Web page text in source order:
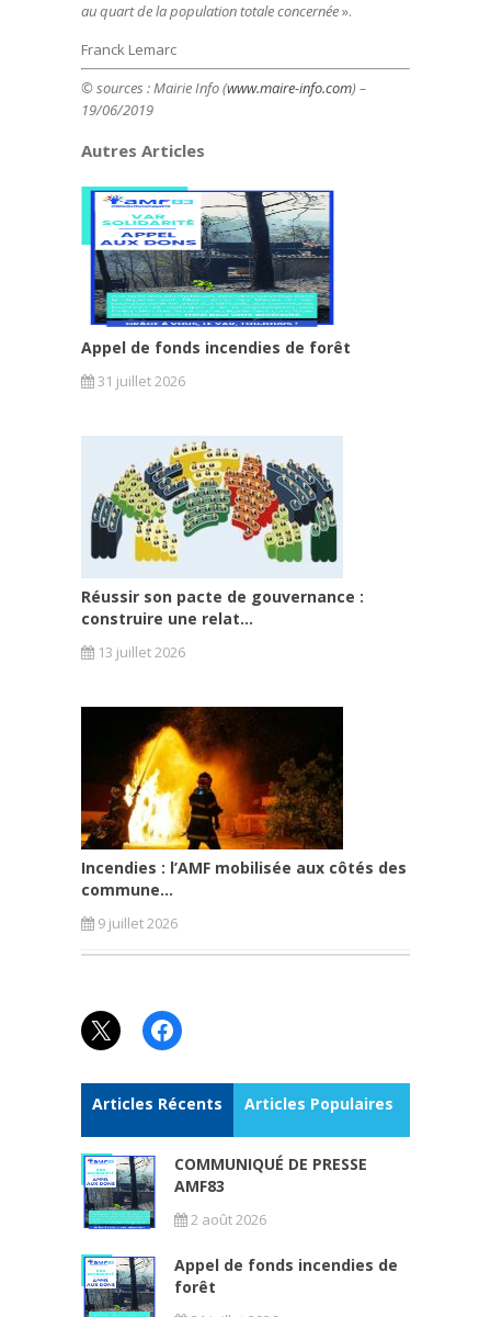
au quart de la population totale concernée».
Franck Lemarc
© sources : Mairie Info (www.maire-info.com) –
19/06/2019
Autres Articles
Appel de fonds incendies de forêt
31 juillet 2026
Réussir son pacte de gouvernance :
construire une relat...
13 juillet 2026
Incendies : l’AMF mobilisée aux côtés des
commune...
9 juillet 2026
X Facebook
Articles Récents Articles Populaires
COMMUNIQUÉ DE PRESSE
AMF83
2 août 2026
Appel de fonds incendies de
forêt